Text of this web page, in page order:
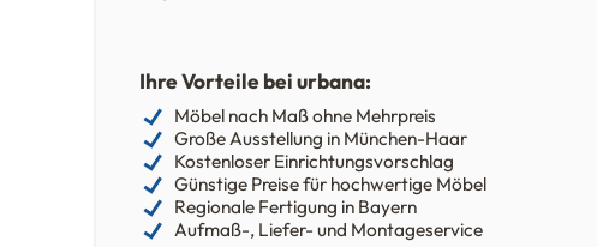
Ihre Vorteile bei urbana:
Möbel nach Maß ohne Mehrpreis
Große Ausstellung in München-Haar
Kostenloser Einrichtungsvorschlag
Günstige Preise für hochwertige Möbel
Regionale Fertigung in Bayern
Aufmaß-, Liefer- und Montageservice